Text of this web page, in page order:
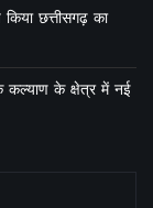
छत्तीसगढ़ का
कल्याण के क्षेत्र में नई